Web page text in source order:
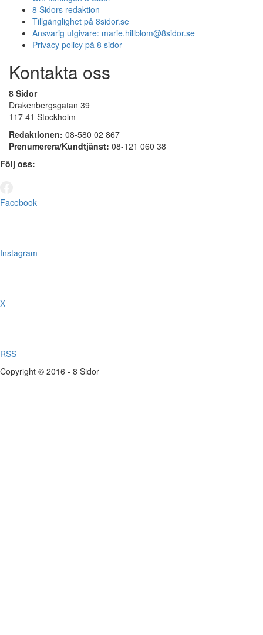
8 Sidors redaktion
Tillgänglighet på 8sidor.se
Ansvarig utgivare: marie.hillblom@8sidor.se
Privacy policy på 8 sidor
Kontakta oss
8 Sidor
Drakenbergsgatan 39
117 41 Stockholm
Redaktionen: 08-580 02 867
Prenumerera/Kundtjänst: 08-121 060 38
Följ oss:
Facebook
Instagram
X
RSS
Copyright © 2016 - 8 Sidor